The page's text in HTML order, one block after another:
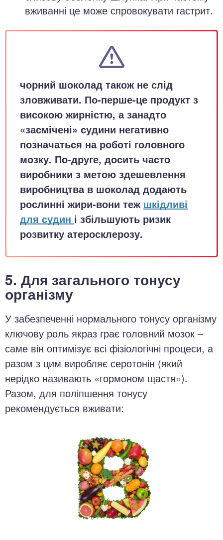
вживанні це може спровокувати гастрит.
чорний шоколад також не слід
зловживати. По-перше-це продукт з
високою жирністю, а занадто
«засмічені» судини негативно
позначаться на роботі головного
мозку. По-друге, досить часто
виробники з метою здешевлення
виробництва в шоколад додають
рослинні жири-вони теж шкідливі
для судин і збільшують ризик
розвитку атеросклерозу.
5. Для загального тонусу
організму
У забезпеченні нормального тонусу організму
ключову роль якраз грає головний мозок –
саме він оптимізує всі фізіологічні процеси, а
разом з цим виробляє серотонін (який
нерідко називають «гормоном щастя»).
Разом, для поліпшення тонусу
рекомендується вживати: